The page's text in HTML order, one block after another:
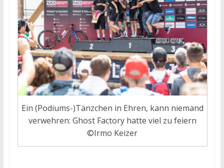
Ein (Podiums-)Tänzchen in Ehren, kann niemand
verwehren: Ghost Factory hatte viel zu feiern
©Irmo Keizer